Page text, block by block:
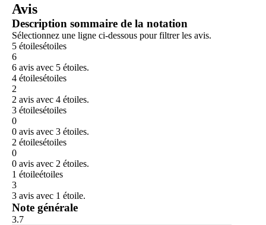
étoiles.
11
avis
Avis
Description sommaire de la notation
Sélectionnez une ligne ci-dessous pour filtrer les avis.
5 étoilesétoiles
6
6 avis avec 5 étoiles.
4 étoilesétoiles
2
2 avis avec 4 étoiles.
3 étoilesétoiles
0
0 avis avec 3 étoiles.
2 étoilesétoiles
0
0 avis avec 2 étoiles.
1 étoileétoiles
3
3 avis avec 1 étoile.
Note générale
3.7